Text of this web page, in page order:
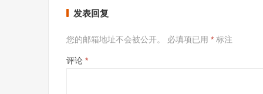
发表回复
您的邮箱地址不会被公开。 必填项已用 * 标注
评论 *